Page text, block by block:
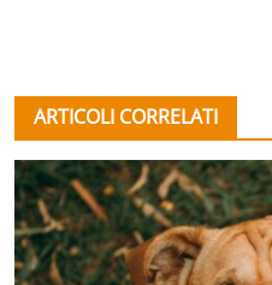
ARTICOLI CORRELATI